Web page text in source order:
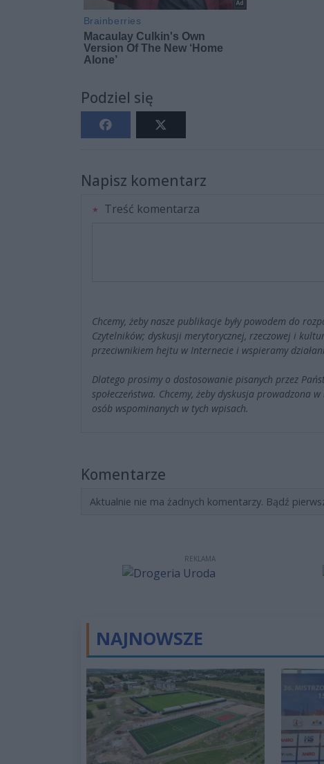
Podziel się
Napisz komentarz
Treść komentarza
Chcemy, żeby nasze publikacje były powodem do
Czytelników; dyskusji merytorycznej, rzeczowej i
przeciwnikiem hejtu w Internecie i wspieramy
Dlatego prosimy o dostosowanie pisanych przez
społeczeństwa. Chcemy, żeby dyskusja prowadzona
osób wspominanych w tych wpisach.
Komentarze
Aktualnie nie ma żadnych komentarzy. Bądź
REKLAMA
NAJNOWSZE